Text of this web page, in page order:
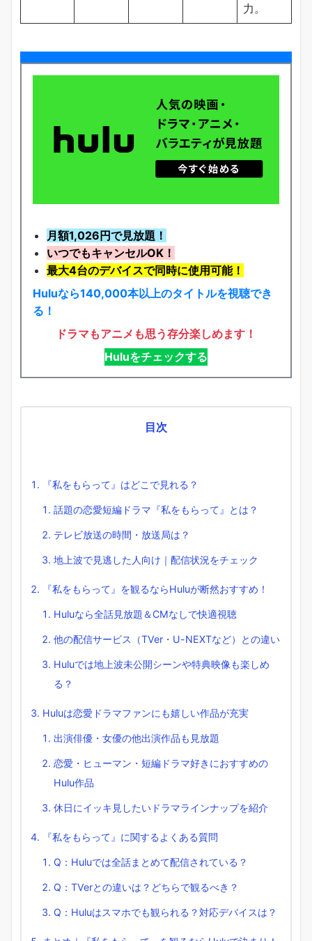
力。
月額1,026円で見放題！
いつでもキャンセルOK！
最大4台のデバイスで同時に使用可能！
Huluなら140,000本以上のタイトルを視聴でき
る！
ドラマもアニメも思う存分楽しめます！
Huluをチェックする
目次
『私をもらって』はどこで見れる？
話題の恋愛短編ドラマ『私をもらって』とは？
テレビ放送の時間・放送局は？
地上波で見逃した人向け｜配信状況をチェック
『私をもらって』を観るならHuluが断然おすすめ！
Huluなら全話見放題＆CMなしで快適視聴
他の配信サービス（TVer・U-NEXTなど）との違い
Huluでは地上波未公開シーンや特典映像も楽しめ
る？
Huluは恋愛ドラマファンにも嬉しい作品が充実
出演俳優・女優の他出演作品も見放題
恋愛・ヒューマン・短編ドラマ好きにおすすめの
Hulu作品
休日にイッキ見したいドラマラインナップを紹介
『私をもらって』に関するよくある質問
Q：Huluでは全話まとめて配信されている？
Q：TVerとの違いは？どちらで観るべき？
Q：Huluはスマホでも観られる？対応デバイスは？